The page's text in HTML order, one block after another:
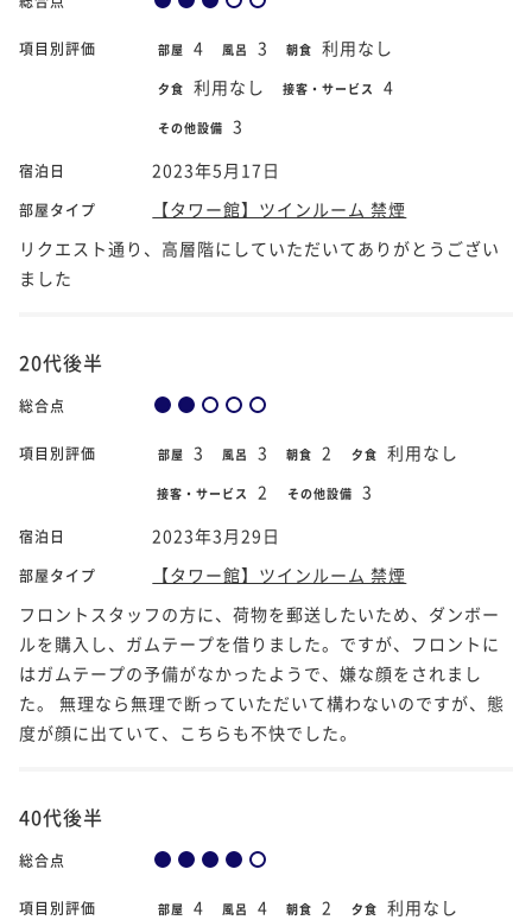
項目別評価 部屋 4 風呂 3 朝食 利用なし
夕食 利用なし 接客・サービス 4
その他設備 3
宿泊日 2023年5月17日
部屋タイプ
【タワー館】ツインルーム 禁煙
リクエスト通り、高層階にしていただいてありがとうござい
ました
20代後半
総合点
項目別評価 部屋 3 風呂 3 朝食 2 夕食 利用なし
接客・サービス 2 その他設備 3
宿泊日 2023年3月29日
部屋タイプ
【タワー館】ツインルーム 禁煙
フロントスタッフの方に、荷物を郵送したいため、ダンボー
ルを購入し、ガムテープを借りました。ですが、フロントに
はガムテープの予備がなかったようで、嫌な顔をされまし
た。 無理なら無理で断っていただいて構わないのですが、態
度が顔に出ていて、こちらも不快でした。
40代後半
総合点
項目別評価 部屋 4 風呂 4 朝食 2 夕食 利用なし